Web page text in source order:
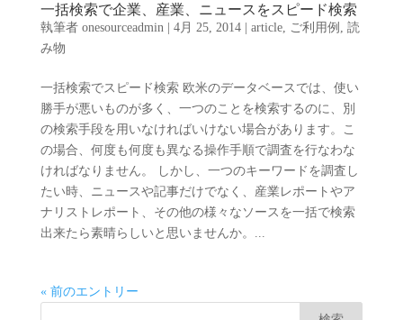
一括検索で企業、産業、ニュースをスピード検索
執筆者 onesourceadmin| 4月 25, 2014| article, ご利用例 , 読
み物
一括検索でスピード検索 欧米のデータベースでは、使い
勝手が悪いものが多く、一つのことを検索するのに、別
の検索手段を用いなければいけない場合があります。こ
の場合、何度も何度も異なる操作手順で調査を行なわな
ければなりません。 しかし、一つのキーワードを調査し
たい時、ニュースや記事だけでなく、産業レポートやア
ナリストレポート、その他の様々なソースを一括で検索
出来たら素晴らしいと思いませんか。...
« 前のエントリー